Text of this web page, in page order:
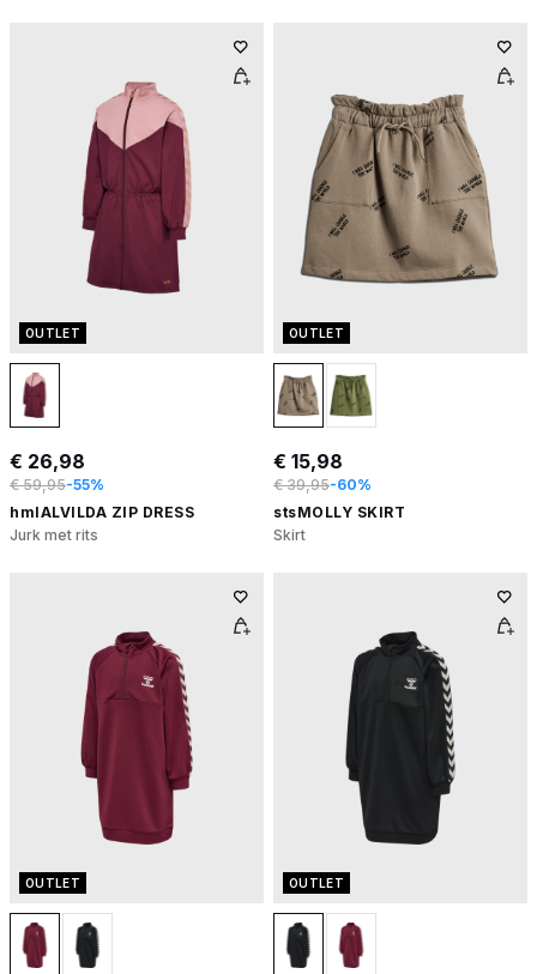
OUTLET
€ 26,98
€ 59,95-55%
hmlALVILDA ZIP DRESS
Jurk met rits
OUTLET
€ 15,98
€ 39,95-60%
stsMOLLY SKIRT
Skirt
OUTLET OUTLET